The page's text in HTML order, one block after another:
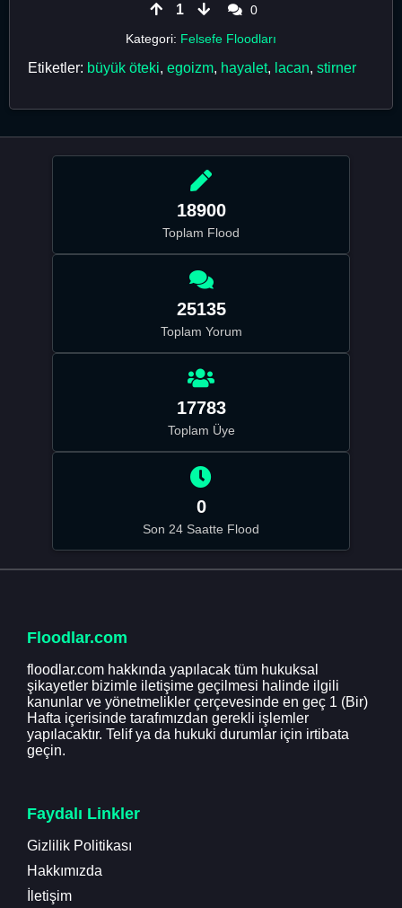
1
0
Kategori: Felsefe Floodları
Etiketler: büyük öteki, egoizm, hayalet, lacan, stirner
18900
Toplam Flood
25135
Toplam Yorum
17783
Toplam Üye
0
Son 24 Saatte Flood
Floodlar.com
floodlar.com hakkında yapılacak tüm hukuksal
şikayetler bizimle iletişime geçilmesi halinde ilgili
kanunlar ve yönetmelikler çerçevesinde en geç 1 (Bir)
Hafta içerisinde tarafımızdan gerekli işlemler
yapılacaktır. Telif ya da hukuki durumlar için irtibata
geçin.
Faydalı Linkler
Gizlilik Politikası
Hakkımızda
İletişim